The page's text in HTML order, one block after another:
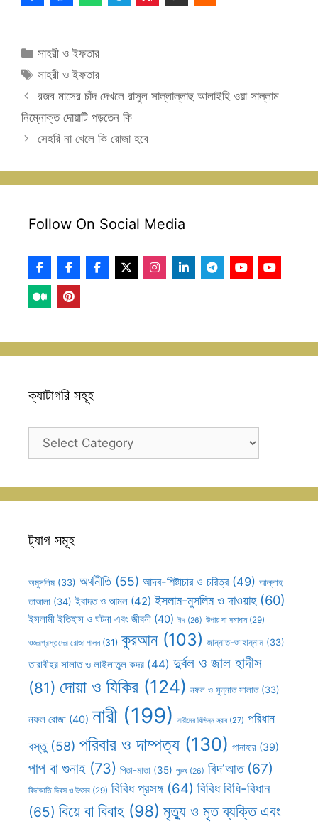
Categories
সাহরী ও ইফতার
Tags
সাহরী ও ইফতার
রজব মাসের চাঁদ দেখলে রাসুল সাল্লাল্লাহু আলাইহি ওয়া সাল্লাম
নিম্নোক্ত দোয়াটি পড়তেন কি
সেহরি না খেলে কি রোজা হবে
Follow On Social Media
ক্যাটাগরি সহূহ
ক্যাটাগরি
ট্যাগ সমূহ
অমুসলিম (33) অর্থনীতি(55) আদব-শিষ্টাচার ও চরিত্র(49) আল্লাহ
তাআলা (34) ইবাদত ও আমল (42) ইসলাম-মুসলিম ও দাওয়াহ(60)
ইসলামী ইতিহাস ও ঘটনা এবং জীবনী (40) ঈদ (26) উপায় বা সমাধান(29)
ওজরগ্রস্তদের রোজা পালন(31) কুরআন(103) জান্নাত-জাহান্নাম (33)
তারাবীহর সালাত ও লাইলাতুল কদর (44) দুর্বল ও জাল হাদীস
(81) দোয়া ও যিকির (124) নফল ও সুন্নাত সালাত(33)
নফল রোজা (40) নারী(199) নারীদের বিভিন্ন স্রাব(27) পরিধান
বস্তু(58) পরিবার ও দাম্পত্য (130) পানাহার (39)
পাপ বা গুনাহ(73) পিতা-মাতা (35) পুরুষ (26) বিদ’আত(67)
বিদ’আতি দিবস ও উৎসব (29) বিবিধ প্রসঙ্গ(64) বিবিধ বিধি-বিধান
(65) বিয়ে বা বিবাহ (98) মৃত্যু ও মৃত ব্যক্তি এবং